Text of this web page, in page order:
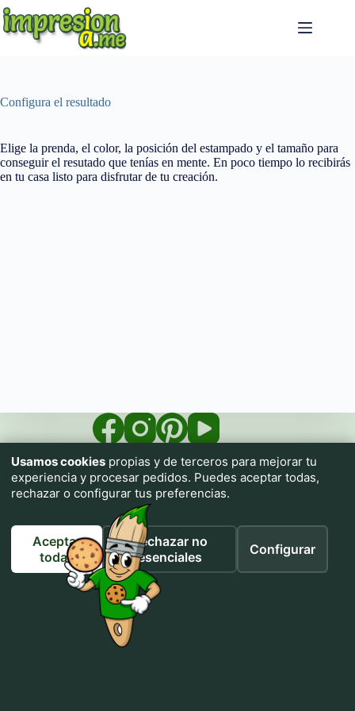
Saltar
al
contenido
Configura el resultado
Elige la prenda, el color, la posición del estampado y el tamaño para
conseguir el resutado que tenías en mente. En poco tiempo lo recibirás
en tu casa listo para disfrutar de tu creación.
Impresiona.me pone a tu alcance una imprenta textil con
prendas de calidad para que personalices tu ropa sin necesidad
de conocimientos.
Utiliza nuestros tutoriales de IA para generar cualquier diseño
sin necesidad de conocimientos ni habilidades artísticas.
Si puedes describirlo, puedes crearlo.
Usamos cookies propias y de terceros para mejorar tu
experiencia y procesar pedidos. Puedes aceptar todas,
rechazar o configurar tus preferencias.
Aceptar
todas
Rechazar no
esenciales
Configurar